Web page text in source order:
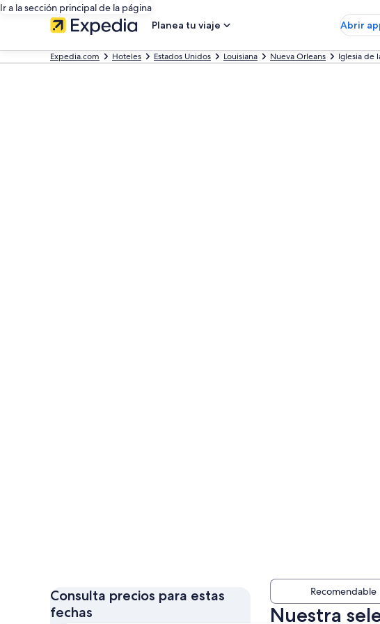
Ir a la sección principal de la página
Planea tu viaje
Abrir
Expedia.com Hoteles Estados Unidos Louisiana Nueva Orleans Iglesia de
Consulta precios para estas
fechas
Recomendable
Nuestra